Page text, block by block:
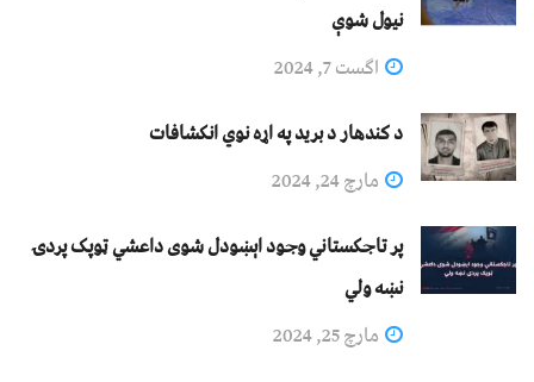
نيول شوې
اگست 7, 2024
د کندهار د برید په اړه نوي انکشافات
مارچ 24, 2024
پر تاجکستاني وجود اېښودل شوی داعشي ټوپک پردۍ
نښه ولي
مارچ 25, 2024